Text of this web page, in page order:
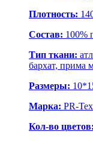
Плотность:
Состав: 100%
Тип ткани:
бархат, прима
Размеры:
Марка: PR-
Кол-во цветов: